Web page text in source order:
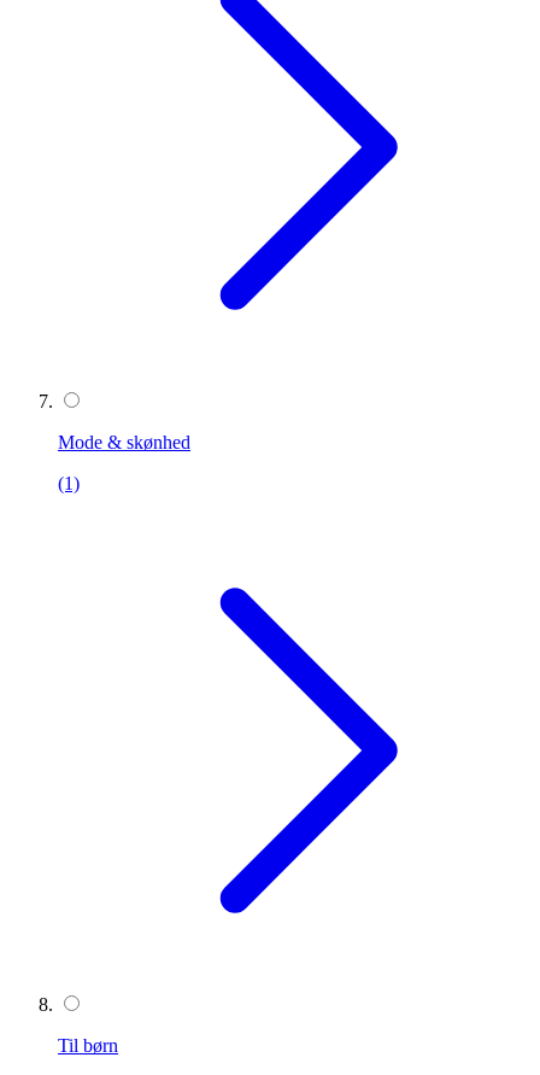
Mode & skønhed
(1)
Til børn